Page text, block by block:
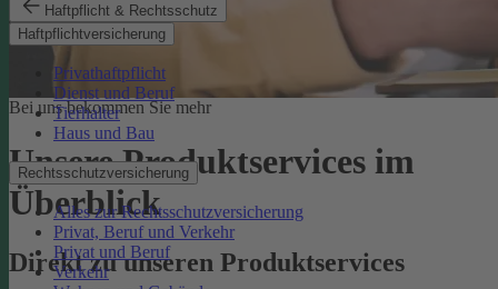
Haftpflicht & Rechtsschutz
Haftpflichtversicherung
Privathaftpflicht
Dienst und Beruf
Tierhalter
Haus und Bau
Rechtsschutzversicherung
Alles zur Rechtsschutzversicherung
Privat, Beruf und Verkehr
Privat und Beruf
Verkehr
Bei uns bekommen Sie mehr
Unsere Produktservices im
Überblick
Direkt zu unseren Produktservices